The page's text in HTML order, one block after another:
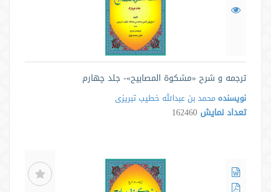
ترجمه و شرح «مشکوة المصابیح»- جلد چهارم
نویسنده محمد بن عبدالله خطیب تبریزی
تعداد نمایش 162460